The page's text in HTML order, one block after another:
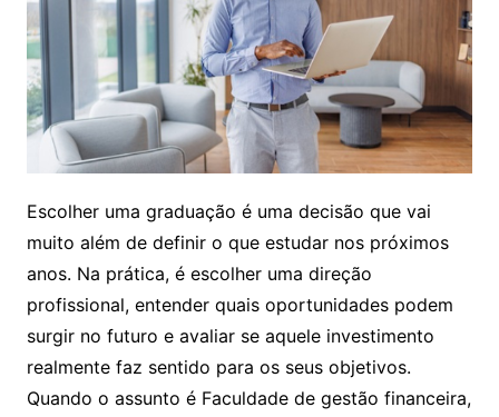
Escolher uma graduação é uma decisão que vai
muito além de definir o que estudar nos próximos
anos. Na prática, é escolher uma direção
profissional, entender quais oportunidades podem
surgir no futuro e avaliar se aquele investimento
realmente faz sentido para os seus objetivos.
Quando o assunto é Faculdade de gestão financeira,